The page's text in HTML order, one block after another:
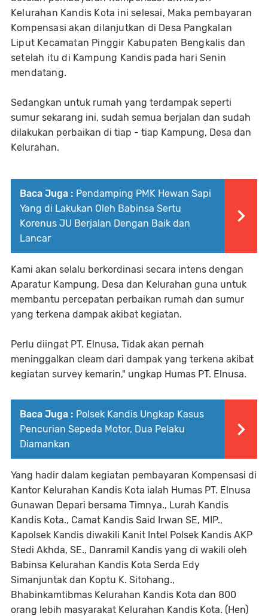
Kelurahan Kandis Kota ini selesai, Maka pembayaran
Kompensasi akan dilanjutkan di Desa Pangkalan
Liput Kecamatan Pinggir Kabupaten Bengkalis dan
setelah itu di Kampung Kandis pada hari Senin
mendatang.
Sedangkan untuk rumah yang terdampak seperti
sumur sekarang ini, sudah semua berjalan dan sudah
dilakukan perbaikan di tiap - tiap Kampung, Desa dan
Kelurahan.
Baca Juga : Pendamping PMK Hewan Sapi
Yang di Lakukan Oleh Babinsa Sertu
Korenus JU Berjalan Dengan Baik dan
Lancar
Kami akan selalu berkordinasi secara intens dengan
Aparatur Kampung, Desa dan Kelurahan guna untuk
membantu percepatan perbaikan rumah dan sumur
yang terkena dampak akibat kegiatan.
Perlu diingat PT. Elnusa, Tidak akan pernah
meninggalkan cleam dari dampak yang terkena akibat
kegiatan survey kemarin," ungkap Humas PT. Elnusa.
Baca Juga : Polsek Kandis Ungkap Kasus
Pencurian Sepeda Motor, Dua Pelaku
Diamankan
Yang hadir dalam kegiatan pembayaran Kompensasi di
Kantor Kelurahan Kandis Kota ialah Humas PT. Elnusa
Gunawan Depari bersama Timnya., Lurah Kandis
Kandis Kota., Camat Kandis Said Irwan SE, MIP.,
Kapolsek Kandis diwakili Kanit Intel Polsek Kandis AKP
Stedi Akhda, SE., Danramil Kandis yang di wakili oleh
Babinsa Kelurahan Kandis Kota Serda Edy
Simanjuntak dan Koptu K. Sitohang.,
Bhabinkamtibmas Kelurahan Kandis Kota dan 800
orang lebih masyarakat Kelurahan Kandis Kota. (Hen)